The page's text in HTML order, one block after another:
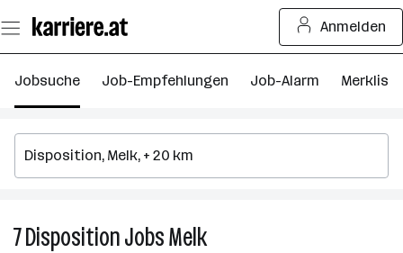
Seiteninhalt
springen
Anmelden
Jobsuche Job-Empfehlungen Job-Alarm Merkliste
7DispositionJobsMelk7